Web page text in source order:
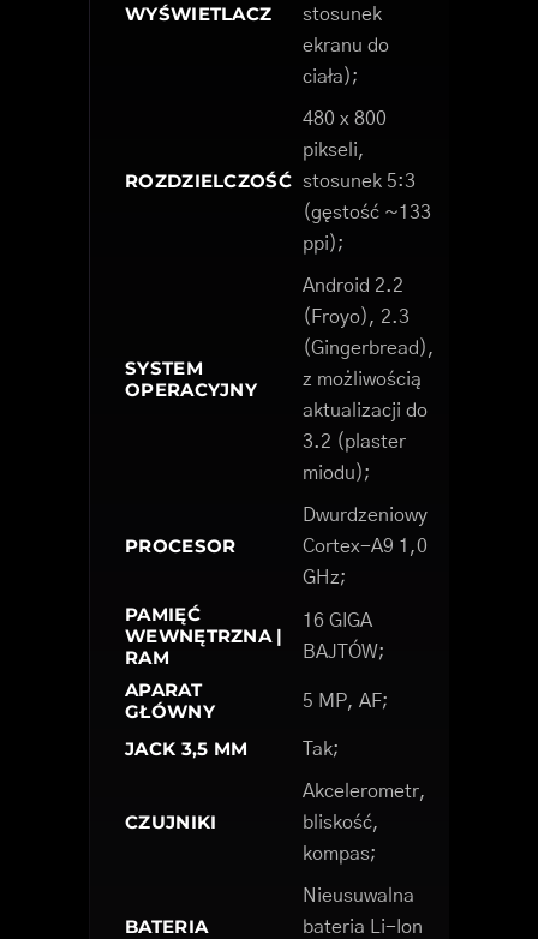
WYŚWIETLACZ
stosunek
ekranu do
ciała);
ROZDZIELCZOŚĆ
480 x 800
pikseli,
stosunek 5:3
(gęstość ~133
ppi);
SYSTEM
OPERACYJNY
Android 2.2
(Froyo), 2.3
(Gingerbread),
z możliwością
aktualizacji do
3.2 (plaster
miodu);
PROCESOR
Dwurdzeniowy
Cortex-A9 1,0
GHz;
PAMIĘĆ
WEWNĘTRZNA |
RAM
16 GIGA
BAJTÓW;
APARAT
GŁÓWNY
5 MP, AF;
JACK 3,5 MM Tak;
CZUJNIKI
Akcelerometr,
bliskość,
kompas;
BATERIA
Nieusuwalna
bateria Li-Ion